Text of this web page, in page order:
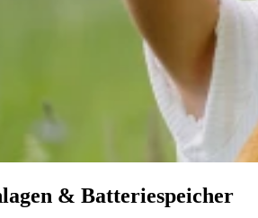
& Batteriespeicher